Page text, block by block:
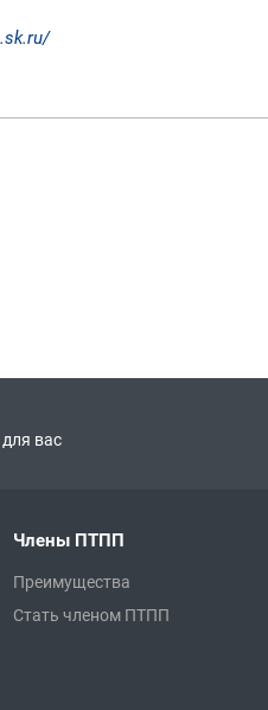
вас
Члены ПТПП
Преимущества
Стать членом ПТПП